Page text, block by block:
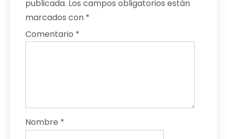
publicada. Los campos obligatorios están
marcados con *
Comentario *
Nombre *